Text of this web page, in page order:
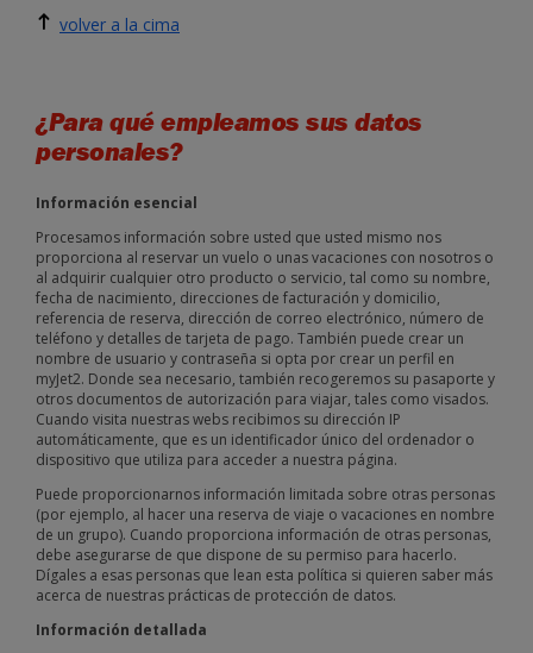
volver a la cima
¿Para qué empleamos sus datos
personales?
Información esencial
Procesamos información sobre usted que usted mismo nos
proporciona al reservar un vuelo o unas vacaciones con nosotros o
al adquirir cualquier otro producto o servicio, tal como su nombre,
fecha de nacimiento, direcciones de facturación y domicilio,
referencia de reserva, dirección de correo electrónico, número de
teléfono y detalles de tarjeta de pago. También puede crear un
nombre de usuario y contraseña si opta por crear un perfil en
myJet2. Donde sea necesario, también recogeremos su pasaporte y
otros documentos de autorización para viajar, tales como visados.
Cuando visita nuestras webs recibimos su dirección IP
automáticamente, que es un identificador único del ordenador o
dispositivo que utiliza para acceder a nuestra página.
Puede proporcionarnos información limitada sobre otras personas
(por ejemplo, al hacer una reserva de viaje o vacaciones en nombre
de un grupo). Cuando proporciona información de otras personas,
debe asegurarse de que dispone de su permiso para hacerlo.
Dígales a esas personas que lean esta política si quieren saber más
acerca de nuestras prácticas de protección de datos.
Información detallada